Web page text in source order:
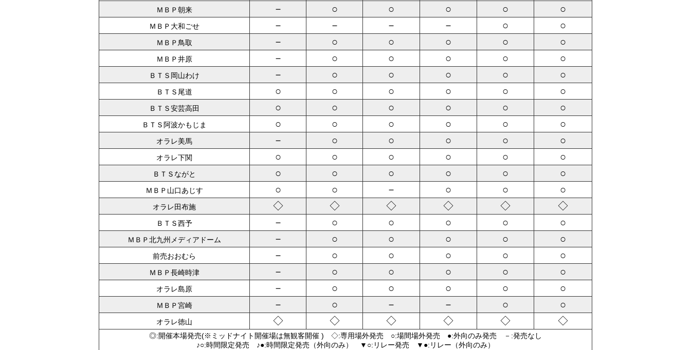
ＭＢＰ朝来 － ○ ○ ○ ○ ○
ＭＢＰ大和ごせ － － － － ○ ○
ＭＢＰ鳥取 － ○ ○ ○ ○ ○
ＭＢＰ井原 － ○ ○ ○ ○ ○
ＢＴＳ岡山わけ － ○ ○ ○ ○ ○
ＢＴＳ尾道 ○ ○ ○ ○ ○ ○
ＢＴＳ安芸高田 ○ ○ ○ ○ ○ ○
ＢＴＳ阿波かもじま ○ ○ ○ ○ ○ ○
オラレ美馬 － ○ ○ ○ ○ ○
オラレ下関 ○ ○ ○ ○ ○ ○
ＢＴＳながと ○ ○ ○ ○ ○ ○
ＭＢＰ山口あじす ○ ○ － ○ ○ ○
オラレ田布施 ◇ ◇ ◇ ◇ ◇ ◇
ＢＴＳ西予 － ○ ○ ○ ○ ○
ＭＢＰ北九州メディアドーム － ○ ○ ○ ○ ○
前売おおむら － ○ ○ ○ ○ ○
ＭＢＰ長崎時津 － ○ ○ ○ ○ ○
オラレ島原 － ○ ○ ○ ○ ○
ＭＢＰ宮崎 － ○ － － ○ ○
オラレ徳山 ◇ ◇ ◇ ◇ ◇ ◇
◎:開催本場発売(※ミッドナイト開催場は無観客開催 ) ◇:専用場外発売 ○:場間場外発売 ●:外向のみ発売 －:発売なし
♪○:時間限定発売 ♪●:時間限定発売（外向のみ） ▼○:リレー発売 ▼●:リレー（外向のみ）